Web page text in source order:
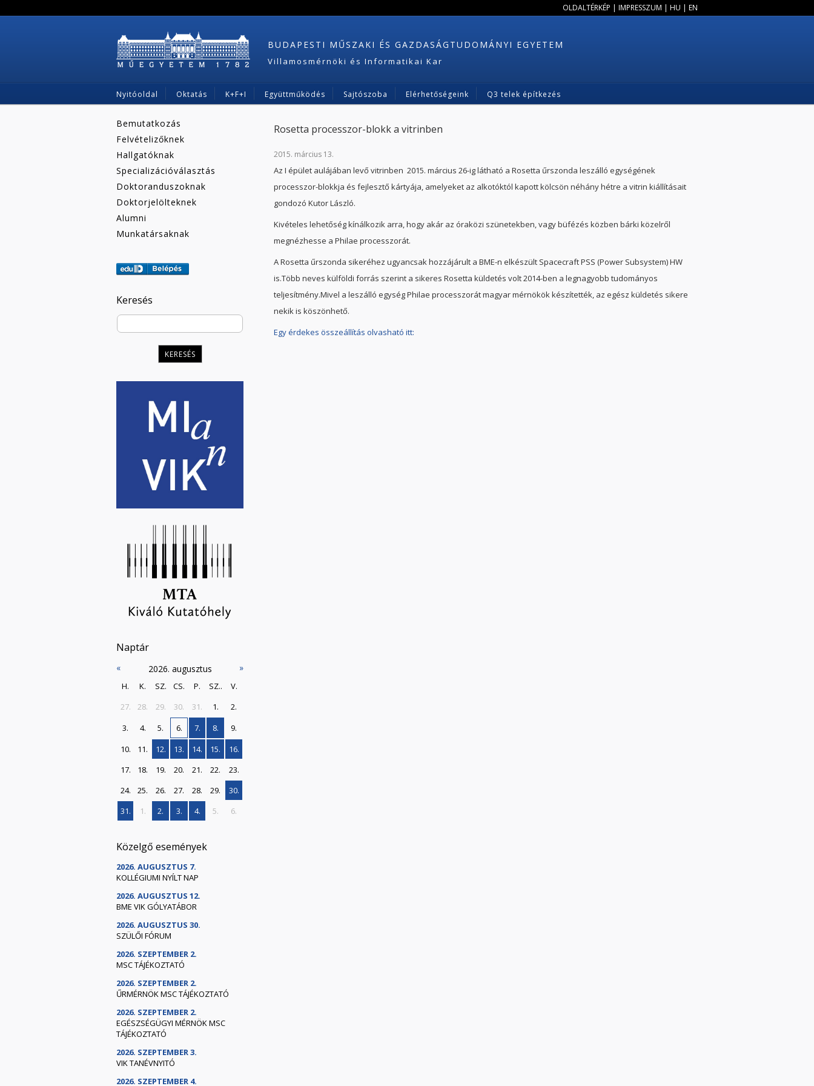
OLDALTÉRKÉP | IMPRESSZUM | HU | EN
BUDAPESTI MŰSZAKI ÉS GAZDASÁGTUDOMÁNYI EGYETEM
Villamosmérnöki és Informatikai Kar
Nyitóoldal Oktatás K+F+I Együttműködés Sajtószoba Elérhetőségeink Q3 telek építkezés
Bemutatkozás
Felvételizőknek
Hallgatóknak
Specializációválasztás
Doktoranduszoknak
Doktorjelölteknek
Alumni
Munkatársaknak
Keresés
Naptár
« 2026. augusztus »
H. K. SZ. CS. P. SZ..
V.
27.
28. 29. 30. 31. 1.
2.
3.
4. 5. 6. 7. 8.
9.
10.
11. 12. 13. 14. 15.
16.
17.
18. 19. 20. 21. 22.
23.
24.
25. 26. 27. 28. 29.
30.
31.
1. 2. 3. 4. 5. 6.
Közelgő események
2026. AUGUSZTUS 7.
KOLLÉGIUMI NYÍLT NAP
2026. AUGUSZTUS 12.
BME VIK GÓLYATÁBOR
2026. AUGUSZTUS 30.
SZÜLŐI FÓRUM
2026. SZEPTEMBER 2.
MSC TÁJÉKOZTATÓ
2026. SZEPTEMBER 2.
ŰRMÉRNÖK MSC TÁJÉKOZTATÓ
2026. SZEPTEMBER 2.
EGÉSZSÉGÜGYI MÉRNÖK MSC
TÁJÉKOZTATÓ
2026. SZEPTEMBER 3.
VIK TANÉVNYITÓ
2026. SZEPTEMBER 4.
Rosetta processzor-blokk a vitrinben
2015. március 13.
Az I épület aulájában levő vitrinben 2015. március 26-ig látható a Rosetta űrszonda leszálló egységének
processzor-blokkja és fejlesztő kártyája, amelyeket az alkotóktól kapott kölcsön néhány hétre a vitrin kiállításait
gondozó Kutor László.
Kivételes lehetőség kínálkozik arra, hogy akár az óraközi szünetekben, vagy büfézés közben bárki közelről
megnézhesse a Philae processzorát.
A Rosetta űrszonda sikeréhez ugyancsak hozzájárult a BME-n elkészült Spacecraft PSS (Power Subsystem) HW
is.Több neves külföldi forrás szerint a sikeres Rosetta küldetés volt 2014-ben a legnagyobb tudományos
teljesítmény.Mivel a leszálló egység Philae processzorát magyar mérnökök készítették, az egész küldetés sikere
nekik is köszönhető.
Egy érdekes összeállítás olvasható itt: